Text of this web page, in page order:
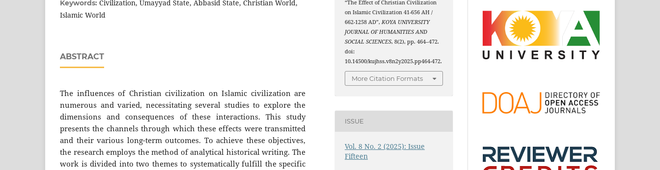
Keywords: Civilization, Umayyad State, Abbasid State, Christian World,
Islamic World
ABSTRACT
The influences of Christian civilization on Islamic civilization are
numerous and varied, necessitating several studies to explore the
dimensions and consequences of these interactions. This study
presents the channels through which these effects were transmitted
and their various long-term outcomes. To achieve these objectives,
the research employs the method of analytical historical writing. The
work is divided into two themes to systematically fulfill the specific
“The Effect of Christian Civilization
on Islamic Civilization 41-656 AH /
662-1258 AD”,KOYA UNIVERSITY
JOURNAL OF HUMANITIES AND
SOCIAL SCIENCES, 8(2), pp. 464–472.
doi:
10.14500/kujhss.v8n2y2025.pp464-472.
More Citation Formats
ISSUE
Vol. 8 No. 2 (2025): Issue
Fifteen